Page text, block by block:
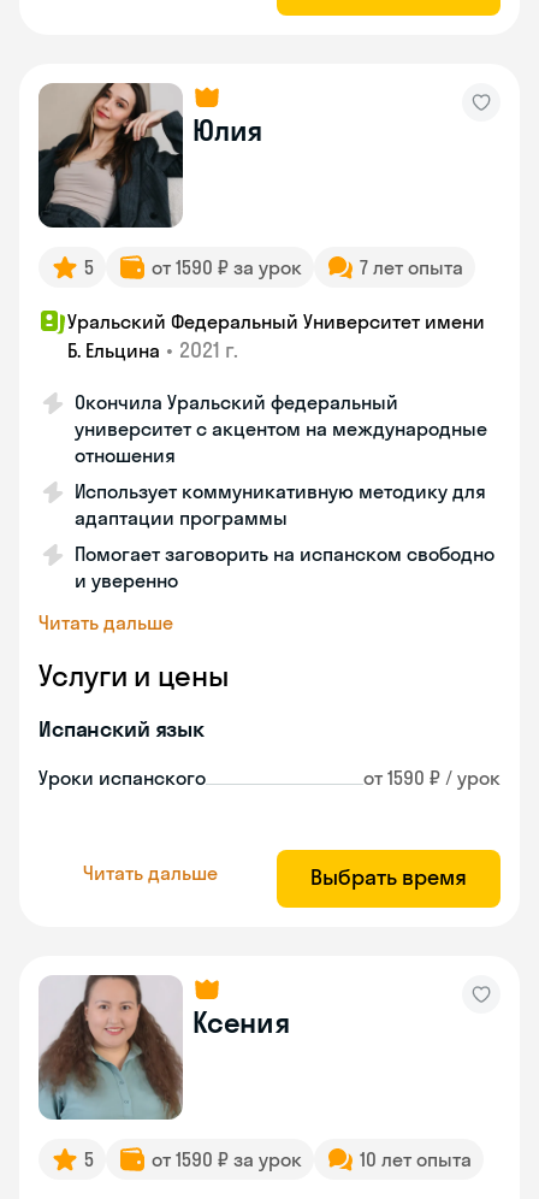
Юлия
5 от 1590 ₽ за урок 7 лет опыта
Уральский Федеральный Университет имени
Б. Ельцина • 2021 г.
Окончила Уральский федеральный
университет с акцентом на международные
отношения
Использует коммуникативную методику для
адаптации программы
Помогает заговорить на испанском свободно
и уверенно
Читать дальше
Услуги и цены
Испанский язык
Уроки испанского от 1590 ₽ / урок
Читать дальше Выбрать время
Ксения
5 от 1590 ₽ за урок 10 лет опыта